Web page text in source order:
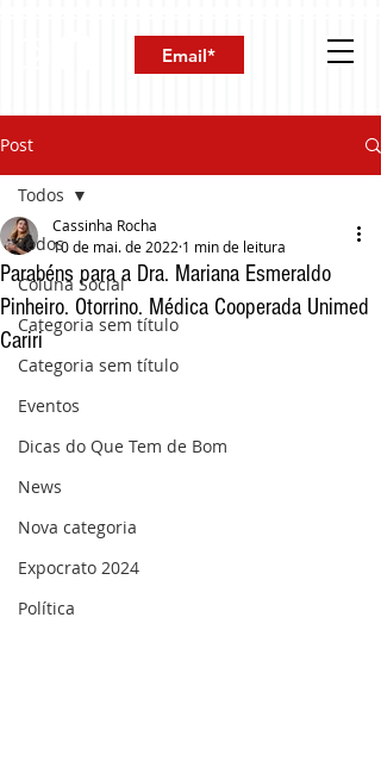
Post
Todos
Coluna Social
Categoria sem título
Categoria sem título
Eventos
Dicas do Que Tem de Bom
News
Nova categoria
Expocrato 2024
Política
Todos
Parabéns para a Dra. Mariana Esmeraldo
Pinheiro. Otorrino. Médica Cooperada Unimed
Cariri
Cassinha Rocha
10 de mai. de 2022 1 min de leitura